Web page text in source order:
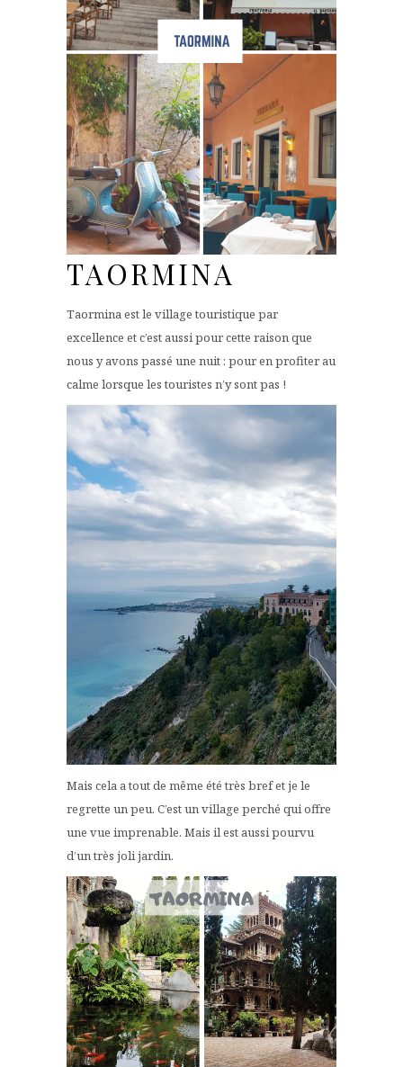
TAORMINA
Taormina est le village touristique par
excellence et c’est aussi pour cette raison que
nous y avons passé une nuit : pour en profiter au
calme lorsque les touristes n’y sont pas !
Mais cela a tout de même été très bref et je le
regrette un peu. C’est un village perché qui offre
une vue imprenable. Mais il est aussi pourvu
d’un très joli jardin.